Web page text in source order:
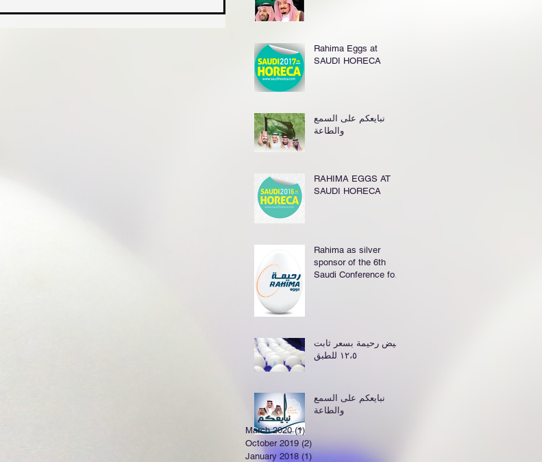
Rahima Eggs at
SAUDI HORECA
نبايعكم على السمع
والطاعة
RAHIMA EGGS AT
SAUDI HORECA
Rahima as silver
sponsor of the 6th
Saudi Conference for
بيض رحيمة بسعر ثابت
١٢،٥ للطبق
نبايعكم على السمع
والطاعة
March 2020 (1)
October 2019 (2)
January 2018 (1)